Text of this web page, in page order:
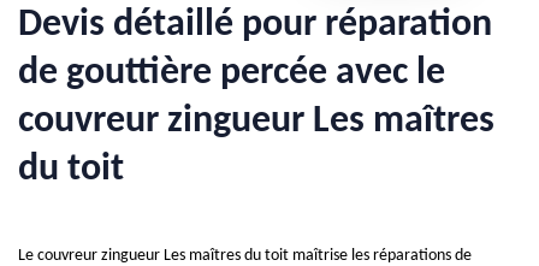
Devis détaillé pour réparation
de gouttière percée avec le
couvreur zingueur Les maîtres
du toit
Le couvreur zingueur Les maîtres du toit maîtrise les réparations de